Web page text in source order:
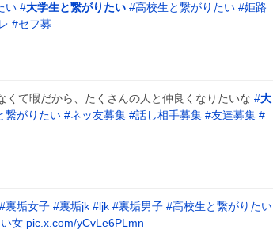
い #大学生と繋がりたい #高校生と繋がりたい #姫路
#セフ募
くて暇だから、たくさんの人と仲良くなりたいな #大
繋がりたい #ネッ友募集 #話し相手募集 #友達募集 #
#裏垢女子 #裏垢jk #ljk #裏垢男子 #高校生と繋がりたい
い女 pic.x.com/yCvLe6PLmn